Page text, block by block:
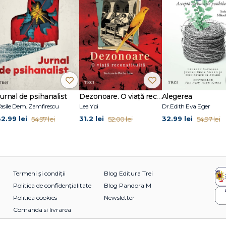
de psihanalist
Dem. Zamfirescu
lei 54.97 lei
Dezonoare. O viață reconstituită
Lea Ypi
31.2 lei 52.00 lei
Alegerea
Dr.Edith Eva Eger
32.99 lei 54.97 lei
Termeni și condiții
Politica de confidențialitate
Politica cookies
Comanda si livrarea
Blog Editura Trei
Blog Pandora M
Newsletter